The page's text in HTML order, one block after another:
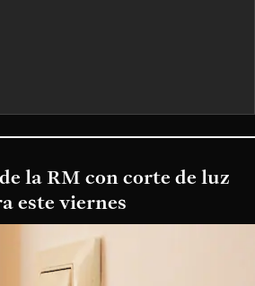
la RM con corte de luz
este viernes